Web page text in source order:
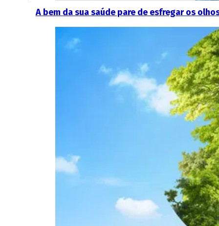
A bem da sua saúde pare de esfregar os